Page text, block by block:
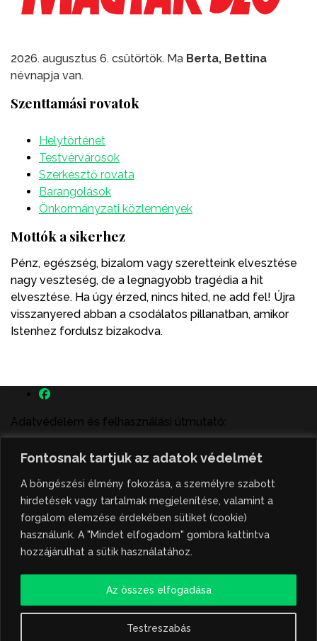
Fontosnak tartjuk az adatok védelmét
A böngészési élmény fokozása, a személyre szabott
hirdetések vagy tartalmak megjelenítése, valamint a
forgalom elemzése érdekében sütiket (cookie)
használunk. A "Mindet elfogadom" gombra kattintva
hozzájárulhat a sütik használatához.
Testreszabás
Az összes elfogadása
2026. augusztus 6. csütörtök. Ma Berta, Bettina
névnapja van.
Szenttamási rovatok
Helytörténet
Testvérvárosok
Szerkesztő rovata
Barangolások
Önkormányzati közlemények
Mottók a sikerhez
Pénz, egészség, bizalom vagy szeretteink elvesztése
nagy veszteség, de a legnagyobb tragédia a hit
elvesztése. Ha úgy érzed, nincs hited, ne add fel! Újra
visszanyered abban a csodálatos pillanatban, amikor
Istenhez fordulsz bizakodva.
Adatvédelem és felhasználási útmutató:
A szenttamás.rs magyar nyelvű internetes hírportálon
megjelenő szerzői írások, a híranyag és minden egyéb
tartalom a portált működtető Gion Nándor Kulturális
Központ szellemi tulajdonát képezik, amely szellemi
tulajdont a nemzetközi és szerbiai törvények védik. A
jogosulatlan felhasználás büntető- és polgári jogi
következményeket von maga után. A hírportálon
ismertetése, illetve közzétett fotók átvétele kizárólag
csak hivatkozással, illetve a forrás megjelölésével